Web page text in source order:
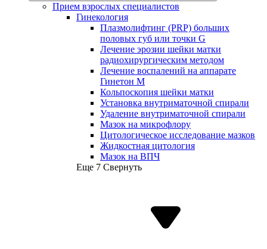
Прием взрослых специалистов
Гинекология
Плазмолифтинг (PRP) больших
половых губ или точки G
Лечение эрозии шейки матки
радиохирургическим методом
Лечение воспалений на аппарате
Гинетон М
Кольпоскопия шейки матки
Установка внутриматочной спирали
Удаление внутриматочной спирали
Мазок на микрофлору
Цитологическое исследование мазков
Жидкостная цитология
Мазок на ВПЧ
Еще 7 Свернуть